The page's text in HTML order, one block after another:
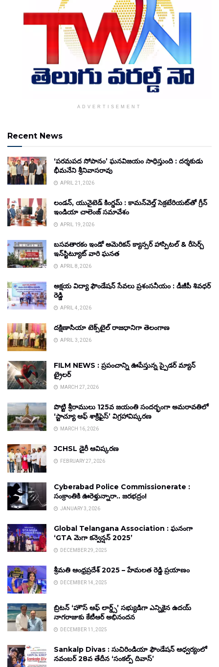
ADVERTISEMENT
Recent News
‘పరమపద సోపానం’ ఘనవిజయం సాధిస్తుంది : దర్శకుడు
భీమనేని శ్రీనివాసరావు
APRIL 21, 2026
లండన్, యునైటెడ్ కింగ్డమ్ : కామన్‌వెల్త్ సెక్రటేరియట్‌తో గ్రీన్
ఇండియా చాలెంజ్ సమావేశం
APRIL 19, 2026
బసవతారకం ఇండో అమెరికన్ క్యాన్సర్ హాస్పిటల్ & రీసెర్చ్
ఇన్‌స్టిట్యూట్ వారి ఘనత
APRIL 8, 2026
అక్షయ విద్యా ఫౌండేషన్ సేవలు ప్రశంసనీయం : డీజీపీ శివధర్
రెడ్డి
APRIL 4, 2026
దక్షిణాసియా టెక్స్‌టైల్ రాజధానిగా తెలంగాణ
APRIL 3, 2026
FILM NEWS : ప్రపంచాన్ని ఊపేస్తున్న స్పైడర్ మ్యాన్
ట్రైలర్
MARCH 27, 2026
పొట్టి శ్రీరాములు 125వ జయంతి సందర్భంగా అమరావతిలో
‘స్టాచ్యూ ఆఫ్ శాక్రిఫైస్’ విగ్రహావిష్కరణ
MARCH 16, 2026
JCHSL డైరీ ఆవిష్కరణ
FEBRUARY 27, 2026
Cyberabad Police Commissionerate :
సంక్రాంతికి ఊరెళ్తున్నారా.. జరభద్రం!
JANUARY 3, 2026
Global Telangana Association : ఘనంగా
‘GTA మెగా కన్వెన్షన్ 2025’
DECEMBER 29, 2025
శ్రీమతి ఆంధ్రప్రదేశ్ 2025 – హేమలత రెడ్డి ప్రయాణం
DECEMBER 14, 2025
బ్రిటన్ ‘హౌస్ ఆఫ్ లార్డ్స్’ సభ్యుడిగా ఎన్నికైన ఉదయ్
నాగరాజుకు కేటీఆర్ అభినందన
DECEMBER 11, 2025
Sankalp Divas : సుచిరిండియా ఫౌండేషన్ ఆధ్వర్యంలో
నవంబర్ 28వ తేదీన ‘సంకల్ప్ దివాస్’